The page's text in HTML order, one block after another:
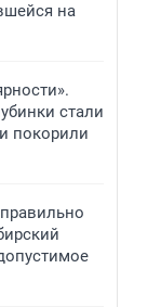
на
стали
покорили